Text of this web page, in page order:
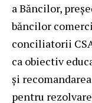
a Băncilor,
băncilor
conciliatorii
ca obiectiv
și
pentru